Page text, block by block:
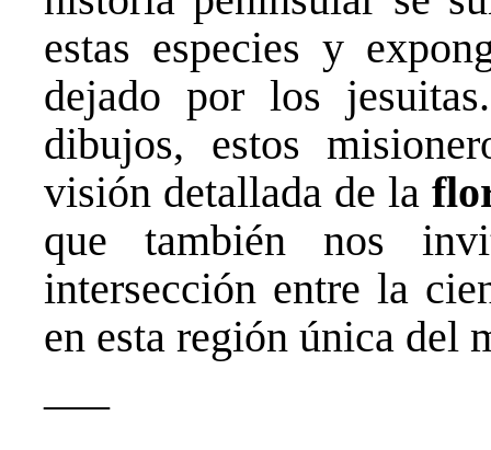
estas especies y
dejado por los
dibujos, estos
visión detallada de la
que también nos
intersección entre la
en esta región única del
—–